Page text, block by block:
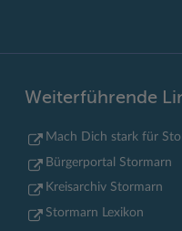
Weiterführende
Mach Dich stark für
Bürgerportal Stormarn
Kreisarchiv Stormarn
Stormarn Lexikon